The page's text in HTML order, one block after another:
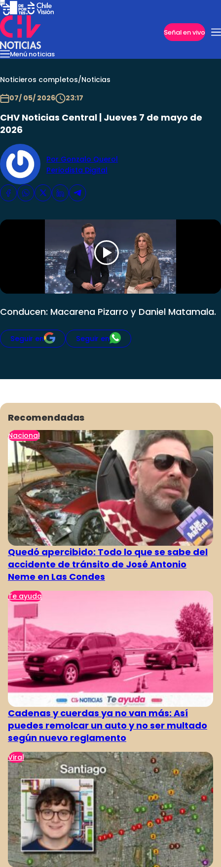
Señal en vivo
Menú noticias
InternacionalReportajesCazanoticiasEconomíaCasos
Noticieros completos/Noticias
07/ 05/ 2026
23:17
CHV Noticias Central | Jueves 7 de mayo de
2026
Por Gonzalo Querol
Periodista Digital
Conducen: Macarena Pizarro y Daniel Matamala.
Seguir en Seguir en
Recomendadas
Nacional
Quedó apercibido: Todo lo que se sabe del
accidente de tránsito de José Antonio
Neme en Las Condes
Te ayuda
Cadenas y cuerdas ya no van más: Así
puedes remolcar un auto y no ser multado
según nuevo reglamento
Viral
Imperdibles
Club De La Comedia
Contigo en Directo
Plan Perfecto
El Tiempo
Sabingo